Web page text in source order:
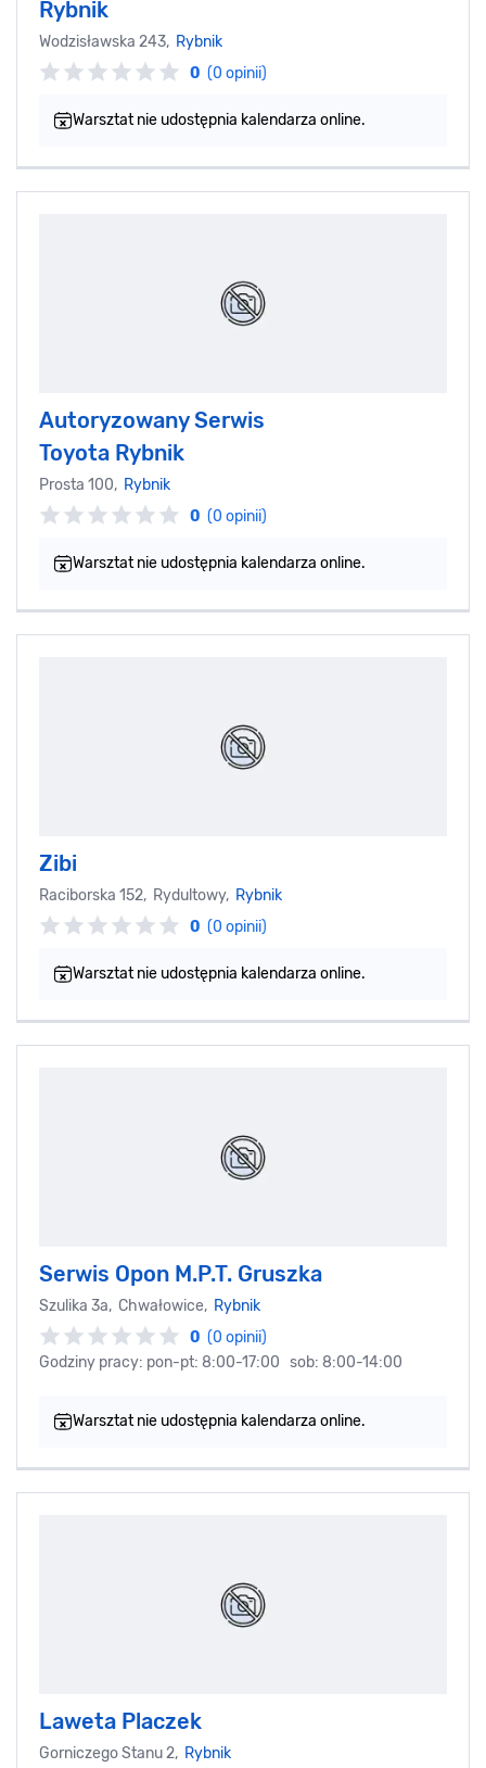
Rybnik
Wodzisławska 243, Rybnik
0 (0 opinii)
Warsztat nie udostępnia kalendarza online.
Autoryzowany Serwis
Toyota Rybnik
Prosta 100, Rybnik
0 (0 opinii)
Warsztat nie udostępnia kalendarza online.
Zibi
Raciborska 152, Rydultowy, Rybnik
0 (0 opinii)
Warsztat nie udostępnia kalendarza online.
Serwis Opon M.P.T. Gruszka
Szulika 3a, Chwałowice, Rybnik
0 (0 opinii)
Godziny pracy: pon-pt: 8:00-17:00 sob: 8:00-14:00
Warsztat nie udostępnia kalendarza online.
Laweta Placzek
Gorniczego Stanu 2, Rybnik